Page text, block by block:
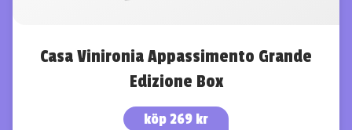
Casa Vinironia Appassimento Grande
Edizione Box
köp 269 kr